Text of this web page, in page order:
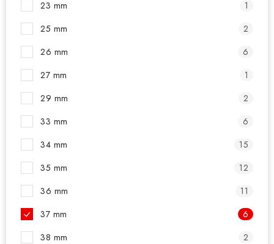
TERČE A ŠÍPKY
DARČEKOVÉ POUKAZY
NOVINKY
Kontakty Hodnotenie obchodu
23 mm
1
25 mm
2
26 mm
6
27 mm
1
29 mm
2
33 mm
6
34 mm
15
35 mm
12
36 mm
11
37 mm
6
38 mm
2